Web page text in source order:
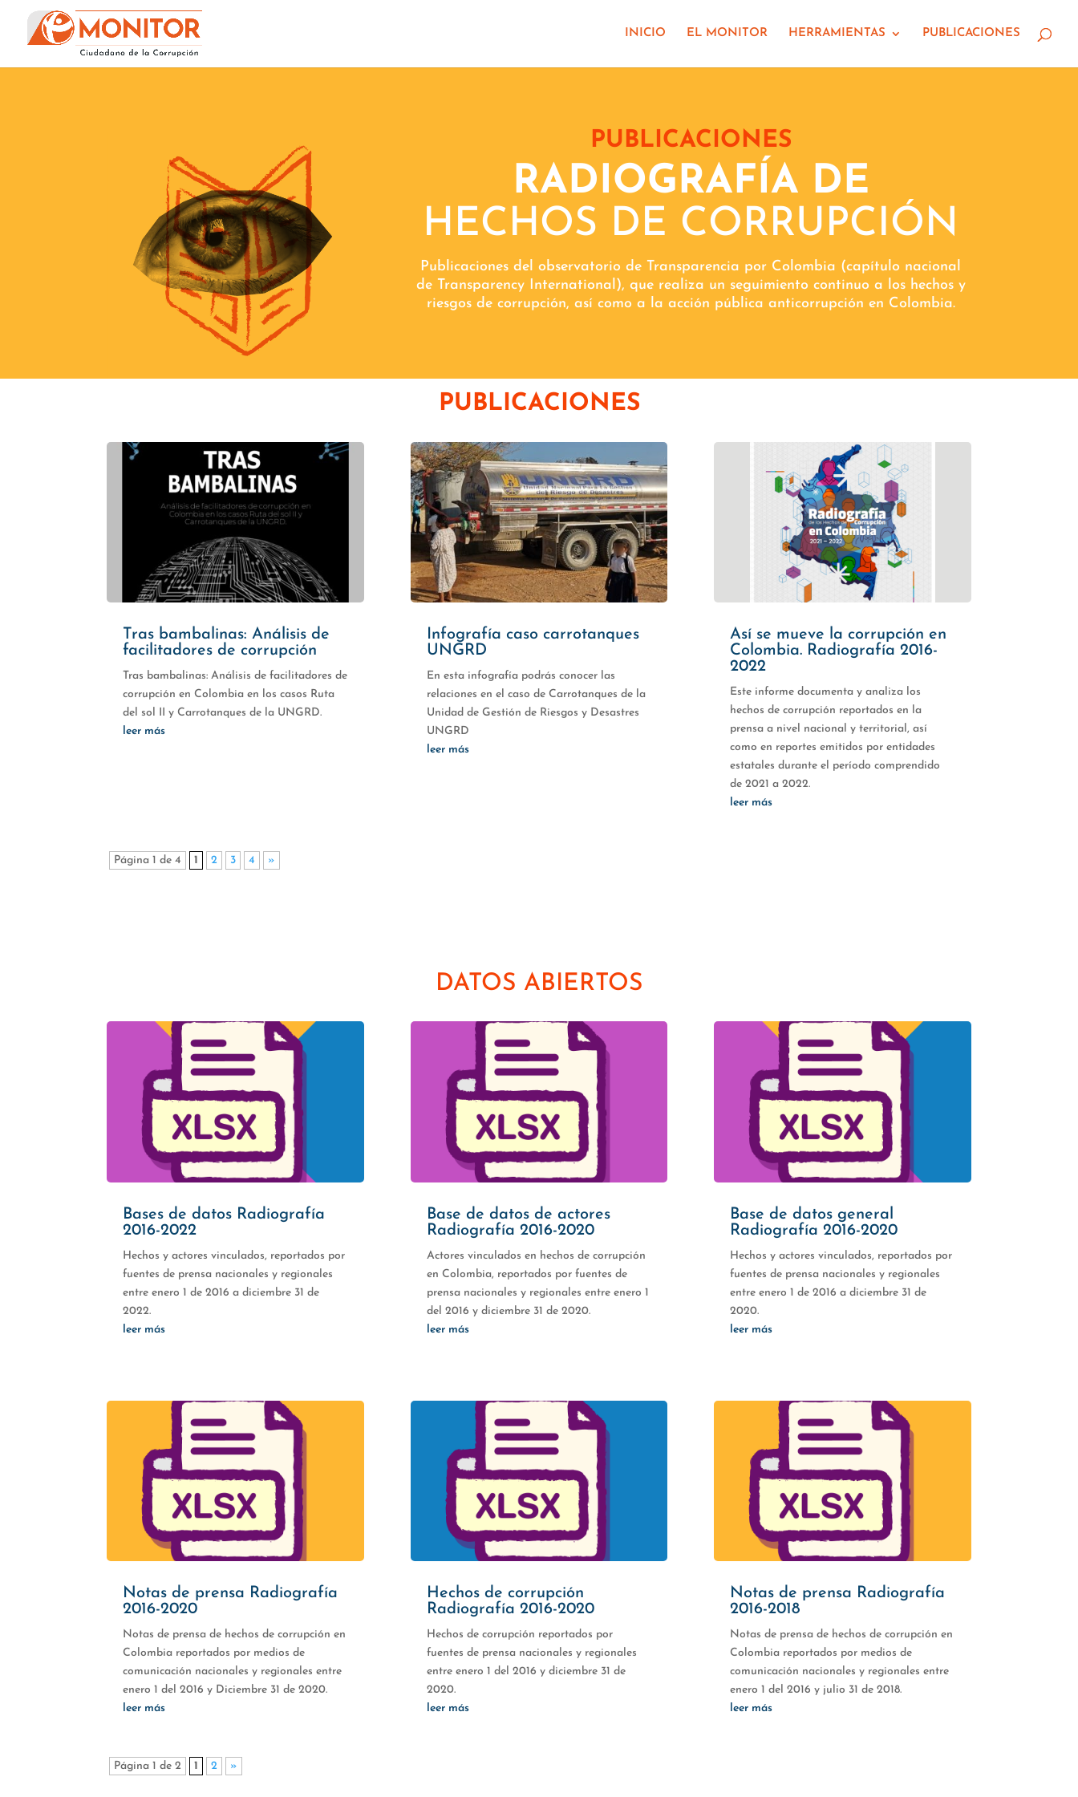
INICIO EL MONITOR HERRAMIENTAS PUBLICACIONES
PUBLICACIONES
RADIOGRAFÍA DE
HECHOS DE CORRUPCIÓN
Publicaciones del observatorio de Transparencia por Colombia (capítulo nacional
de Transparency International), que realiza un seguimiento continuo a los hechos y
riesgos de corrupción, así como a la acción pública anticorrupción en Colombia.
PUBLICACIONES
Tras bambalinas: Análisis de
facilitadores de corrupción
Tras bambalinas: Análisis de facilitadores de
corrupción en Colombia en los casos Ruta
del sol II y Carrotanques de la UNGRD.
leer más
Infografía caso carrotanques
UNGRD
En esta infografía podrás conocer las
relaciones en el caso de Carrotanques de la
Unidad de Gestión de Riesgos y Desastres
UNGRD
leer más
Así se mueve la corrupción en
Colombia. Radiografía 2016-
2022
Este informe documenta y analiza los
hechos de corrupción reportados en la
prensa a nivel nacional y territorial, así
como en reportes emitidos por entidades
estatales durante el período comprendido
de 2021 a 2022.
leer más
Página 1 de 4 1 2 3 4 »
DATOS ABIERTOS
Bases de datos Radiografía
2016-2022
Hechos y actores vinculados, reportados por
fuentes de prensa nacionales y regionales
entre enero 1 de 2016 a diciembre 31 de
2022.
leer más
Notas de prensa Radiografía
2016-2020
Notas de prensa de hechos de corrupción en
Colombia reportados por medios de
comunicación nacionales y regionales entre
enero 1 del 2016 y Diciembre 31 de 2020.
leer más
Base de datos de actores
Radiografía 2016-2020
Actores vinculados en hechos de corrupción
en Colombia, reportados por fuentes de
prensa nacionales y regionales entre enero 1
del 2016 y diciembre 31 de 2020.
leer más
Hechos de corrupción
Radiografía 2016-2020
Hechos de corrupción reportados por
fuentes de prensa nacionales y regionales
entre enero 1 del 2016 y diciembre 31 de
2020.
leer más
Base de datos general
Radiografía 2016-2020
Hechos y actores vinculados, reportados por
fuentes de prensa nacionales y regionales
entre enero 1 de 2016 a diciembre 31 de
2020.
leer más
Notas de prensa Radiografía
2016-2018
Notas de prensa de hechos de corrupción en
Colombia reportados por medios de
comunicación nacionales y regionales entre
enero 1 del 2016 y julio 31 de 2018.
leer más
Página 1 de 2 1 2 »